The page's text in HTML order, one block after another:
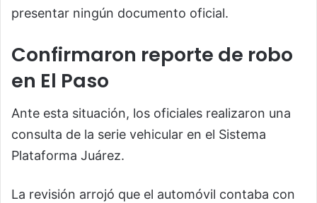
presentar ningún documento oficial.
Confirmaron reporte de robo
en El Paso
Ante esta situación, los oficiales realizaron una
consulta de la serie vehicular en el Sistema
Plataforma Juárez.
La revisión arrojó que el automóvil contaba con